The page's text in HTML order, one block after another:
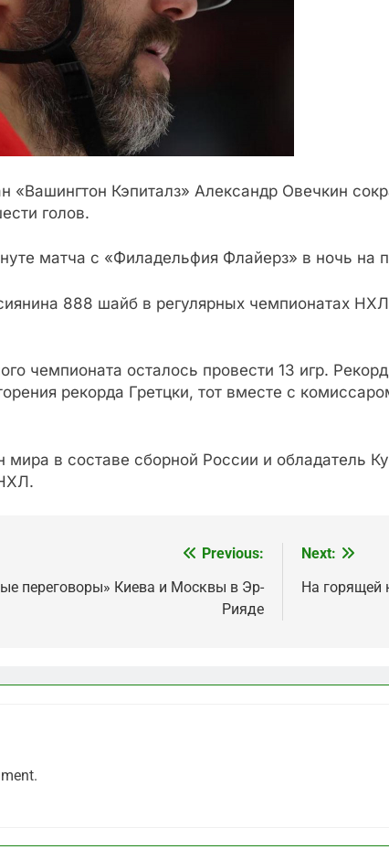
«Вашингтон Кэпиталз» Александр Овечкин
голов.
матча с «Филадельфия Флайерз» в ночь на
888 шайб в регулярных чемпионатах
чемпионата осталось провести 13 игр.
рекорда Гретцки, тот вместе с
в составе сборной России и обладатель
Previous:
переговоры» Киева и Москвы в Эр-
Рияде
Next:
На горящей
по